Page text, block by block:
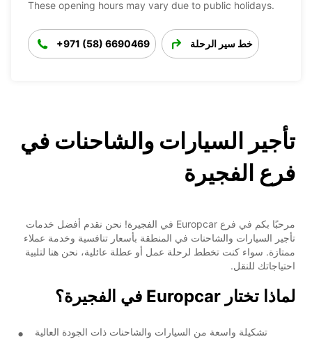
These opening hours may vary due to public holidays.
+971 (58) 6690469 خط سير الرحلة
تأجير السيارات والشاحنات في
فرع الفجيرة
مرحبًا بكم في فرع Europcar في الفجيرة! نحن نقدم أفضل خدمات
تأجير السيارات والشاحنات في المنطقة بأسعار تنافسية وخدمة عملاء
ممتازة. سواء كنت تخطط لرحلة عمل أو عطلة عائلية، نحن هنا لتلبية
احتياجاتك للنقل.
لماذا تختار Europcar في الفجيرة؟
تشكيلة واسعة من السيارات والشاحنات ذات الجودة العالية